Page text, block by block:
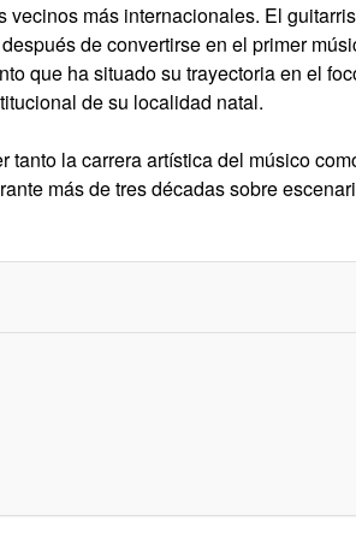
más internacionales. El
de convertirse en el primer
que ha situado su trayectoria en el
de su localidad natal.
la carrera artística del músico
más de tres décadas sobre